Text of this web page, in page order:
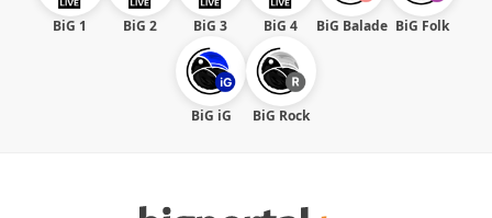
BiG 1 BiG 2 BiG 3 BiG 4 BiG Balade BiG Folk
BiG iG BiG Rock